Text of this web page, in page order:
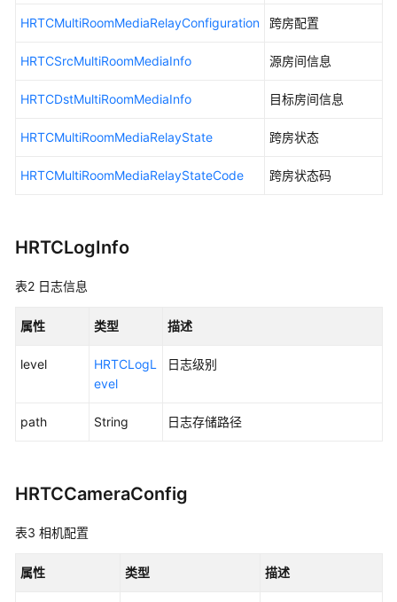
接
鉴
录
修
录
常
问
题
下
通
参
HRTCMultiRoomMediaRelayConfiguration 跨房配置
HRTCSrcMultiRoomMediaInfo 源房间信息
HRTCDstMultiRoomMediaInfo 目标房间信息
HRTCMultiRoomMediaRelayState 跨房状态
HRTCMultiRoomMediaRelayStateCode 跨房状态码
HRTCLogInfo
表2 日志信息
属性 类型 描述
level
HRTCLogL
evel
日志级别
path String 日志存储路径
HRTCCameraConfig
表3 相机配置
属性 类型 描述